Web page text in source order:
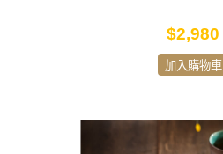
$2,980
加入購物車